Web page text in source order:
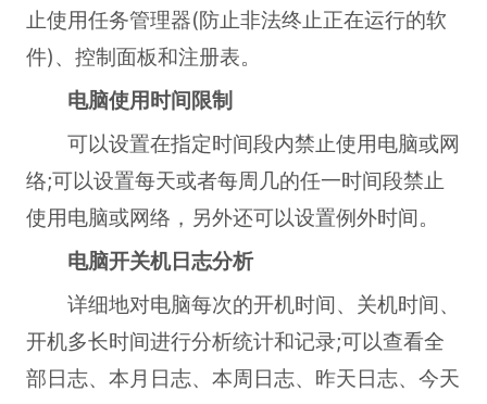
止使用任务管理器(防止非法终止正在运行的软
件)、控制面板和注册表。
电脑使用时间限制
可以设置在指定时间段内禁止使用电脑或网
络;可以设置每天或者每周几的任一时间段禁止
使用电脑或网络，另外还可以设置例外时间。
电脑开关机日志分析
详细地对电脑每次的开机时间、关机时间、
开机多长时间进行分析统计和记录;可以查看全
部日志、本月日志、本周日志、昨天日志、今天